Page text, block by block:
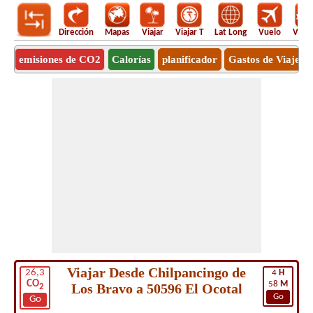
Dirección Mapas Viajar Viajar T Lat Long Vuelo
emisiones de CO2 Calorías planificador Gastos de Viaje
26,3
CO2
Go
4 H
58 M
Go
Viajar Desde Chilpancingo de
Los Bravo a 50596 El Ocotal